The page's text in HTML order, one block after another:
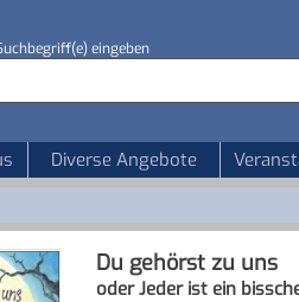
eingeben
Diverse Angebote
Du gehörst zu uns
oder Jeder ist ein